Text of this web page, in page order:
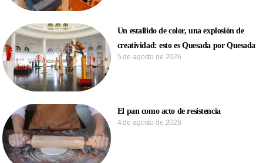
Un estallido de color, una explosión de
creatividad: esto es Quesada por Quesada
5 de agosto de 2026
El pan como acto de resistencia
4 de agosto de 2026